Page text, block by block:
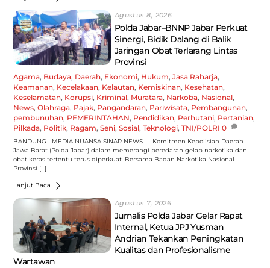
Agustus 8, 2026
Polda Jabar–BNNP Jabar Perkuat
Sinergi, Bidik Dalang di Balik
Jaringan Obat Terlarang Lintas
Provinsi
Agama, Budaya, Daerah, Ekonomi, Hukum,Jasa Raharja,
Keamanan, Kecelakaan, Kelautan, Kemiskinan, Kesehatan,
Keselamatan, Korupsi, Kriminal, Muratara, Narkoba, Nasional,
News,Olahraga, Pajak, Pangandaran, Pariwisata, Pembangunan,
pembunuhan, PEMERINTAHAN, Pendidikan, Perhutani, Pertanian,
Pilkada, Politik, Ragam,Seni,Sosial,Teknologi,TNI/POLRI 0
BANDUNG | MEDIA NUANSA SINAR NEWS — Komitmen Kepolisian Daerah
Jawa Barat (Polda Jabar) dalam memerangi peredaran gelap narkotika dan
obat keras tertentu terus diperkuat. Bersama Badan Narkotika Nasional
Provinsi […]
Lanjut Baca
Agustus 7, 2026
Jurnalis Polda Jabar Gelar Rapat
Internal, Ketua JPJ Yusman
Andrian Tekankan Peningkatan
Kualitas dan Profesionalisme
Wartawan